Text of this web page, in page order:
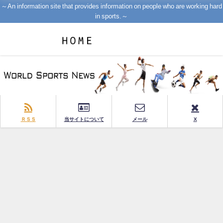
～An information site that provides information on people who are working hard
in sports.～
ＲＳＳ 当サイトについて メール X